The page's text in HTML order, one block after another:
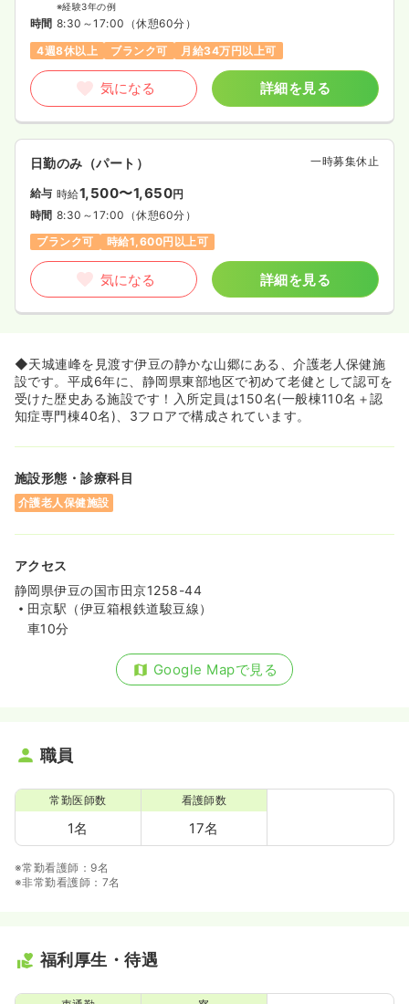
※経験3年の例
時間 8:30～17:00 （休憩60分）
4週8休以上
ブランク可 月給34万円以上可
気になる 詳細を見る
日勤のみ（パート） 一時募集休止
給与 時給1,500〜1,650円
時間 8:30～17:00 （休憩60分）
ブランク可
時給1,600円以上可
気になる 詳細を見る
◆天城連峰を見渡す伊豆の静かな山郷にある、介護老人保健施
設です。平成6年に、静岡県東部地区で初めて老健として認可を
受けた歴史ある施設です！入所定員は150名(一般棟110名＋認
知症専門棟40名)、3フロアで構成されています。
施設形態・診療科目
介護老人保健施設
アクセス
静岡県伊豆の国市田京1258-44
田京駅（伊豆箱根鉄道駿豆線）
車10分
Google Mapで見る
職員
常勤医師数
1名
看護師数
17名
※常勤看護師：9名
※非常勤看護師：7名
福利厚生・待遇